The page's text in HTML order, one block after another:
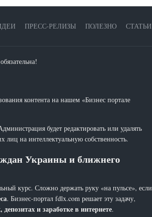
ПРЕСС-РЕЛИЗЫ ПОЛЕЗНО СТАТЬИ
контента на нашем «Бизнес портале
будет редактировать или удалять
на интеллектуальную собственность.
Украины и ближнего
курс. Сложно держать руку «на пульсе», если
. Бизнес-портал fdlx.com решает эту задачу,
и заработке в интернете.